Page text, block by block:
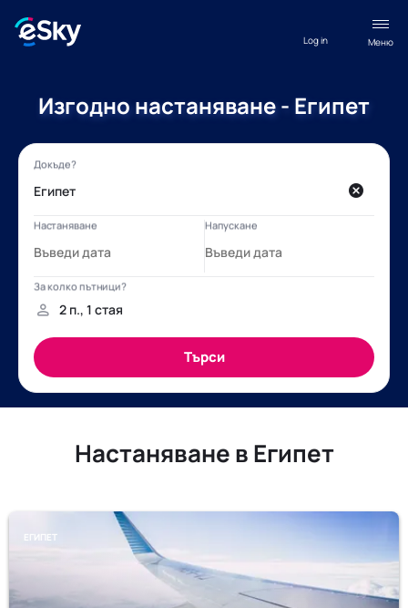
Меню
Log in
Изгодно настаняване - Египет
Настаняване в Египет
ЕГИПЕТ